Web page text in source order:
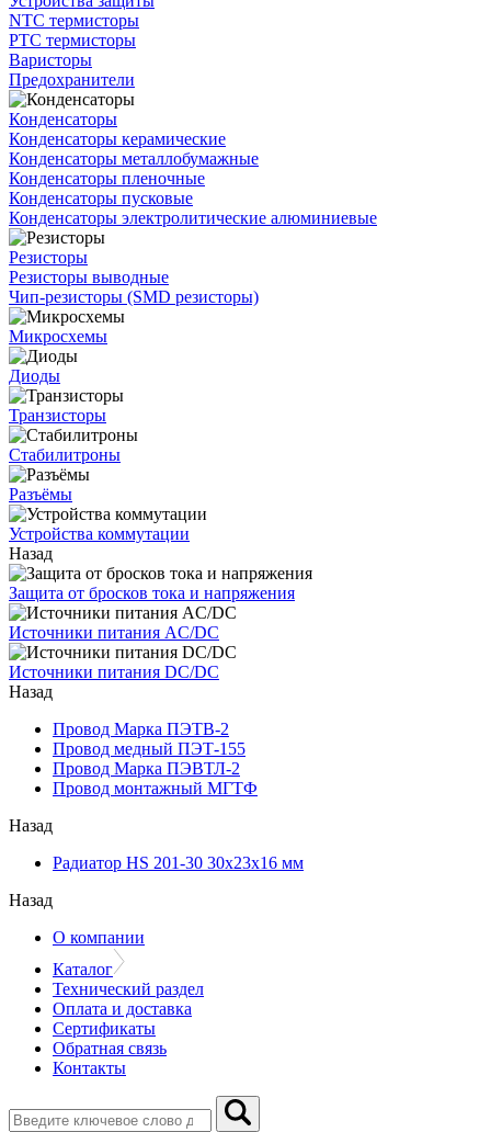
NTC термисторы
PTC термисторы
Варисторы
Предохранители
Конденсаторы
Конденсаторы керамические
Конденсаторы металлобумажные
Конденсаторы пленочные
Конденсаторы пусковые
Конденсаторы электролитические алюминиевые
Резисторы
Резисторы выводные
Чип-резисторы (SMD резисторы)
Микросхемы
Диоды
Транзисторы
Стабилитроны
Разъёмы
Устройства коммутации
Назад
Защита от бросков тока и напряжения
Источники питания AC/DC
Источники питания DC/DC
Назад
Провод Марка ПЭТВ-2
Провод медный ПЭТ-155
Провод Марка ПЭВТЛ-2
Провод монтажный МГТФ
Назад
Радиатор HS 201-30 30х23х16 мм
Назад
О компании
Каталог
Технический раздел
Оплата и доставка
Сертификаты
Обратная связь
Контакты